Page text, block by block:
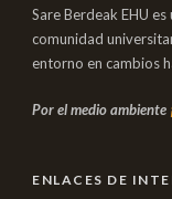
Sare Berdeak EHU
comunidad
entorno en cambios
Por el medio ambiente
ENLACES DE